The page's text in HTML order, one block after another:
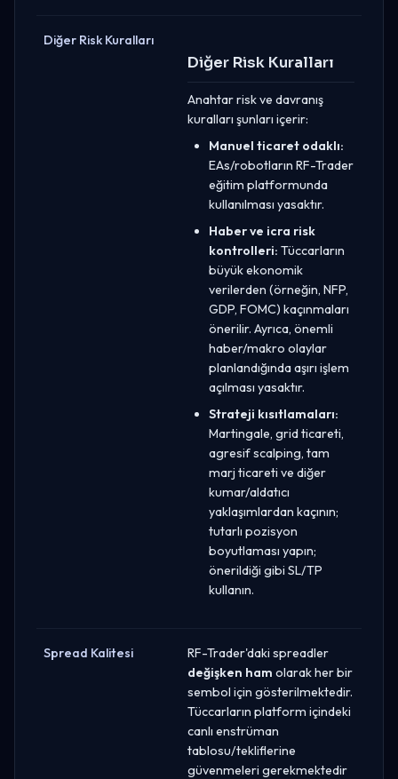
Diğer Risk Kuralları
Diğer Risk Kuralları
Anahtar risk ve davranış
kuralları şunları içerir:
Manuel ticaret odaklı:
EAs/robotların RF-Trader
eğitim platformunda
kullanılması yasaktır.
Haber ve icra risk
kontrolleri: Tüccarların
büyük ekonomik
verilerden (örneğin, NFP,
GDP, FOMC) kaçınmaları
önerilir. Ayrıca, önemli
haber/makro olaylar
planlandığında aşırı işlem
açılması yasaktır.
Strateji kısıtlamaları:
Martingale, grid ticareti,
agresif scalping, tam
marj ticareti ve diğer
kumar/aldatıcı
yaklaşımlardan kaçının;
tutarlı pozisyon
boyutlaması yapın;
önerildiği gibi SL/TP
kullanın.
Spread Kalitesi
RF-Trader'daki spreadler
değişken ham olarak her bir
sembol için gösterilmektedir.
Tüccarların platform içindeki
canlı enstrüman
tablosu/tekliflerine
güvenmeleri gerekmektedir